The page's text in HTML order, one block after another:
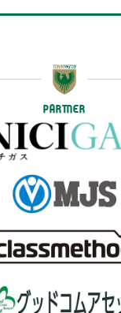
PARTNER